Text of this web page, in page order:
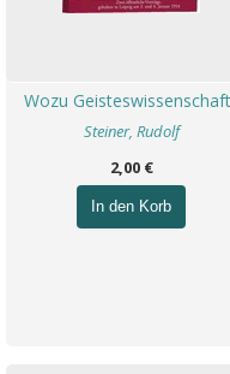
Wozu
Steiner, Rudolf
2,00 €
In den Korb